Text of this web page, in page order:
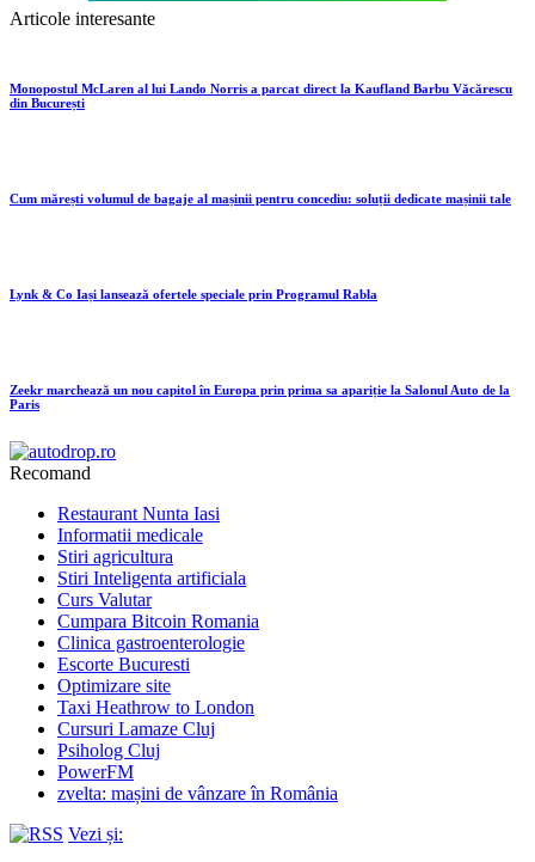
Articole interesante
Monopostul McLaren al lui Lando Norris a parcat direct la Kaufland Barbu Văcărescu
din București
Cum mărești volumul de bagaje al mașinii pentru concediu: soluții dedicate mașinii tale
Lynk & Co Iași lansează ofertele speciale prin Programul Rabla
Zeekr marchează un nou capitol în Europa prin prima sa apariție la Salonul Auto de la
Paris
Recomand
Restaurant Nunta Iasi
Informatii medicale
Stiri agricultura
Stiri Inteligenta artificiala
Curs Valutar
Cumpara Bitcoin Romania
Clinica gastroenterologie
Escorte Bucuresti
Optimizare site
Taxi Heathrow to London
Cursuri Lamaze Cluj
Psiholog Cluj
PowerFM
zvelta: mașini de vânzare în România
Vezi și: